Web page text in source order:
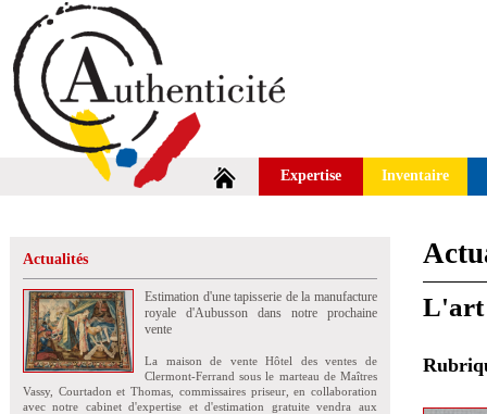
Expertise Inventaire
Actualités
Estimation d'une tapisserie de la manufacture
royale d'Aubusson dans notre prochaine
vente
La maison de vente Hôtel des ventes de
Clermont-Ferrand sous le marteau de Maîtres
Vassy, Courtadon et Thomas, commissaires priseur, en collaboration
avec notre cabinet d'expertise et d'estimation gratuite vendra aux
L'art